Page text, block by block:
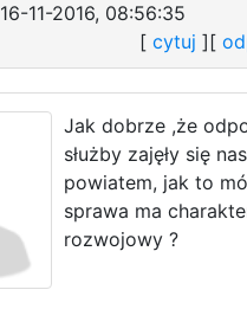
16-11-2016, 08:56:35
[ cytuj ][
Jak dobrze ,że
służby zajęły się
powiatem, jak to
sprawa ma
rozwojowy ?